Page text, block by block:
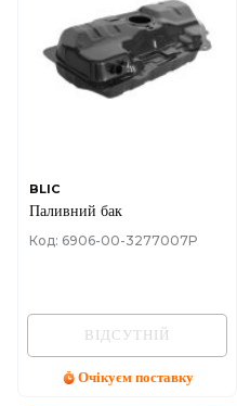
BLIC
Паливний бак
Код: 6906-00-3277007P
ВІДСУТНІЙ
Очікуєм поставку